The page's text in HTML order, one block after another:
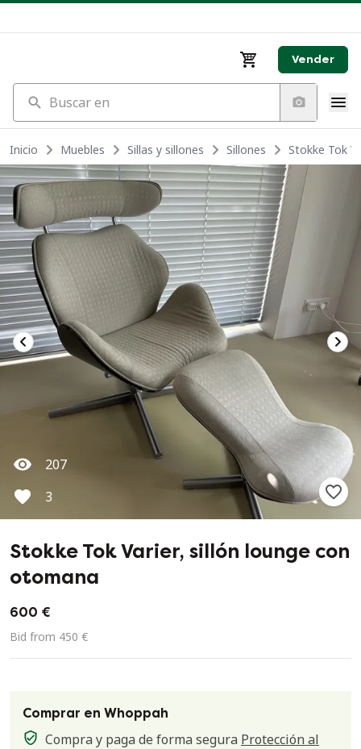
Vender
Buscar en
Inicio Muebles Sillas y sillones Sillones Stokke Tok
207
3
Stokke Tok Varier, sillón lounge con
otomana
600 €
Bid from 450 €
Comprar en Whoppah
Compra y paga de forma segura Protección al